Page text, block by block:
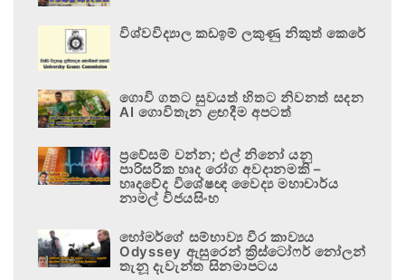
විශ්වවිද්‍යාල කඩඉම් ලකුණු නිකුත් කෙරේ
ගොවි ගතට සුවයත් හිතට නිවනත් සදන
AI ගොවිතැන ළඟදීම අපටත්
ප්‍රවේසම් වන්න; එල් නිනෝ යනු
පාරිසරික හෘද රෝග අවදානමකි –
හෘදවේද විශේෂඥ වෛද්‍ය මහාචාර්ය
නාමල් විජයසිංහ
හෝමර්ගේ සම්භාව්‍ය වීර කාව්‍යය
Odyssey ඇසුරෙන් ක්‍රිස්ටෝෆර් නෝලන්
තැනූ දැවැන්ත සිනමාපටය